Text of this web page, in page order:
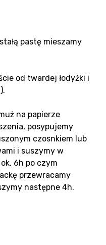
pastę mieszamy
od twardej łodyżki i
na papierze
posypujemy
czosnkiem lub
i suszymy w
6h po czym
przewracamy
następne 4h.